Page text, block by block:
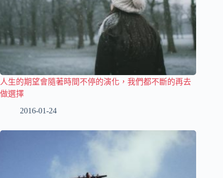
人生的期望會隨著時間不停的演化，我們都不斷的再去
做選擇
2016-01-24